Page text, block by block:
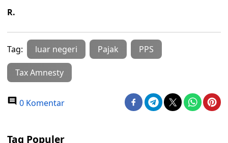
R.
Tag: luar negeri Pajak PPS
Tax Amnesty
0 Komentar
Tag Populer